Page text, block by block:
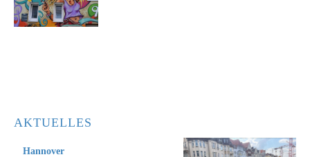
AKTUELLES
Hannover